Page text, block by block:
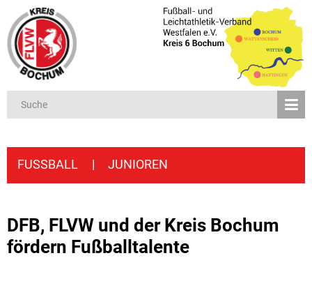
FUSSBALL | JUNIOREN
DFB, FLVW und der Kreis Bochum
fördern Fußballtalente